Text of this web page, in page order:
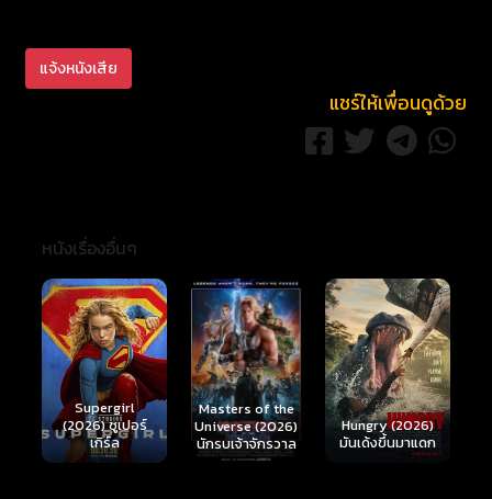
แจ้งหนังเสีย
แชร์ให้เพื่อนดูด้วย
หนังเรื่องอื่นๆ
Masters of the
Universe (2026)
นักรบเจ้าจักรวาล
Hungry (2026)
มันเด้งขึ้นมาแดก
Ready or Not 2:
Here I Come
(2026) เกมพร้อม
ตาย 2